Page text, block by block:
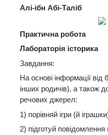
Алі-ібн Абі-Таліб
Практична робота
Лабораторія історика
Завдання:
На основі інформації від
інших родичів), а також
речових джерел:
1) порівняй ігри (й
2) підготуй повідомлення